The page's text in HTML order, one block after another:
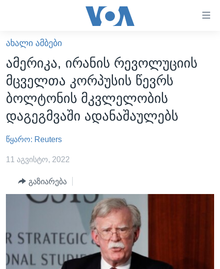
ხელმისაწვდომობისთვის
გადადით
მთავარზე
გადადით
მთავარ
ნავიგაციაზე
გადადით
ძიებაზე
ᲐᲮᲐᲚᲘ ᲐᲛᲑᲔᲑᲘ
ᲡᲐᲥᲐᲠᲗᲕᲔᲚᲝ
ᲐᲨᲨ
ᲐᲨᲨ-ᲘᲡ ᲐᲠᲩᲔᲕᲜᲔᲑᲘ 2024
ᲛᲡᲝᲤᲚᲘᲝ
ᲕᲘᲓᲔᲝᲔᲑᲘ
ᲒᲐᲓᲐᲪᲔᲛᲔᲑᲘ
ᲕᲐᲨᲘᲜᲒᲢᲝᲜᲘ ᲓᲦᲔᲡ
ᲡᲮᲕᲐ ᲡᲘᲐᲮᲚᲔᲔᲑᲘ
ᲯᲐᲜᲛᲠᲗᲔᲚᲝᲑᲐ
ᲛᲔᲪᲜᲘᲔᲠᲔᲑᲐ
ᲠᲣᲡᲔᲗᲘᲡ ᲨᲔᲭᲠᲐ ᲣᲙᲠᲐᲘᲜᲐᲨᲘ
Learning English
ᲗᲕᲐᲚᲘ ᲒᲕᲐᲓᲔᲕᲜᲔᲗ
ᲐᲮᲐᲚᲘ ᲐᲛᲑᲔᲑᲘ
ამერიკა, ირანის რევოლუციის
მცველთა კორპუსის წევრს
ბოლტონის მკვლელობის
დაგეგმვაში ადანაშაულებს
წყარო: Reuters
11 აგვისტო, 2022
გაზიარება